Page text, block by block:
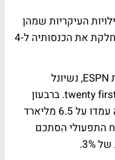
העיקריות שמהן
נובעות ההכנסות של דיסני. דיסני מחלקת את הכנסותיה ל-4
- כוללות את ESPN, נשיונל
גיאוגרפיק, ואת רשת twenty first century Fox. ברבעון
האחרון ההכנסות מתחום פעילות זה עמדו על 6.5 מליארד
שנתית של 22%. הרווח התפעולי הסתכם